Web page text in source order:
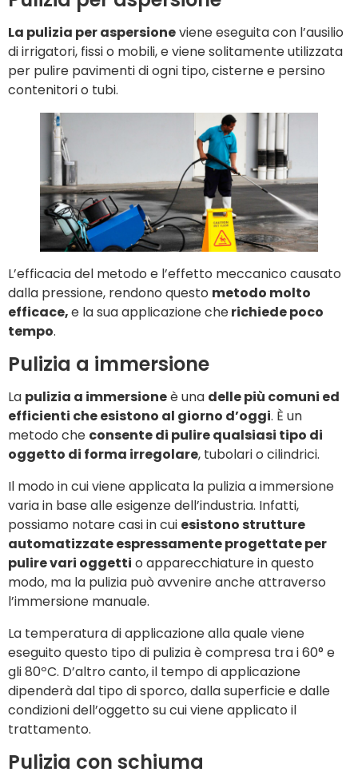
La pulizia per aspersioneviene eseguita con l’ausilio
di irrigatori, fissi o mobili, e viene solitamente utilizzata
per pulire pavimenti di ogni tipo, cisterne e persino
contenitori o tubi.
L’efficacia del metodo e l’effetto meccanico causato
dalla pressione, rendono questo metodo molto
efficace,e la sua applicazione cherichiede poco
tempo.
Pulizia a immersione
La pulizia a immersioneè una delle più comuni ed
efficienti che esistono al giorno d’oggi. È un
metodo che consente di pulire qualsiasi tipo di
oggetto di forma irregolare, tubolari o cilindrici.
Il modo in cui viene applicata la pulizia a immersione
varia in base alle esigenze dell’industria. Infatti,
possiamo notare casi in cui esistono strutture
automatizzate espressamente progettate per
pulire vari oggetti o apparecchiature in questo
modo, ma la pulizia può avvenire anche attraverso
l’immersione manuale.
La temperatura di applicazione alla quale viene
eseguito questo tipo di pulizia è compresa tra i 60° e
gli 80ºC. D’altro canto, il tempo di applicazione
dipenderà dal tipo di sporco, dalla superficie e dalle
condizioni dell’oggetto su cui viene applicato il
trattamento.
Pulizia con schiuma